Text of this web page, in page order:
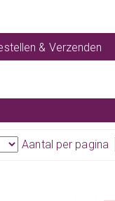
& Verzenden
Aantal per pagina